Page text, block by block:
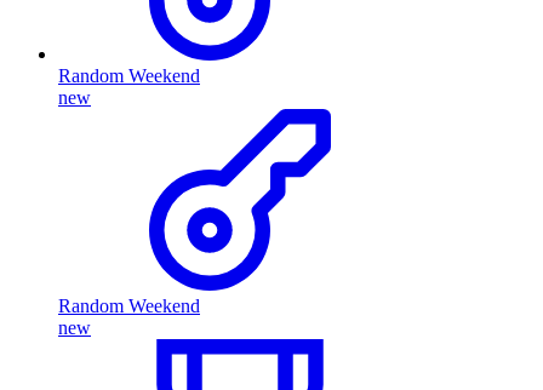
Random Weekend
new
Random Weekend
new